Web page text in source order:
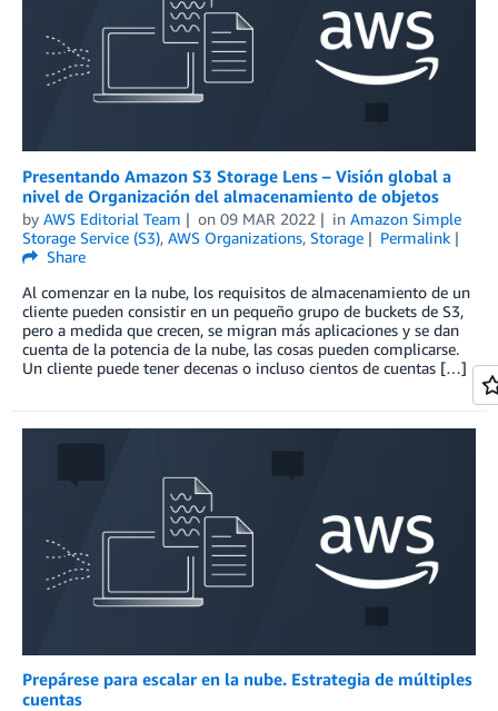
Presentando Amazon S3 Storage Lens – Visión global a
nivel de Organización del almacenamiento de objetos
by AWS Editorial Team on 09 MAR 2022 in Amazon Simple
Storage Service (S3), AWS Organizations, Storage
Permalink
Share
Al comenzar en la nube, los requisitos de almacenamiento de un
cliente pueden consistir en un pequeño grupo de buckets de S3,
pero a medida que crecen, se migran más aplicaciones y se dan
cuenta de la potencia de la nube, las cosas pueden complicarse.
Un cliente puede tener decenas o incluso cientos de cuentas […]
Prepárese para escalar en la nube. Estrategia de múltiples
cuentas